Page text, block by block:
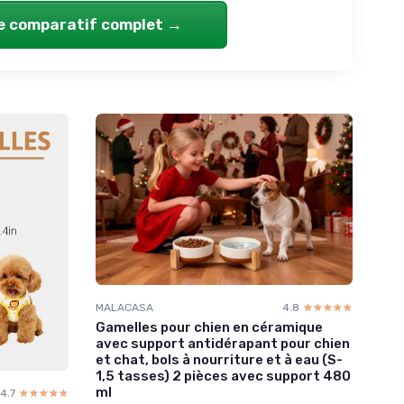
comparatif complet →
4.7 ☆☆☆☆☆
★★★★★
MALACASA 4.8 ☆☆☆☆☆
★★★★★
Gamelles pour chien en céramique
avec support antidérapant pour chien
et chat, bols à nourriture et à eau (S-
1,5 tasses) 2 pièces avec support 480
ml